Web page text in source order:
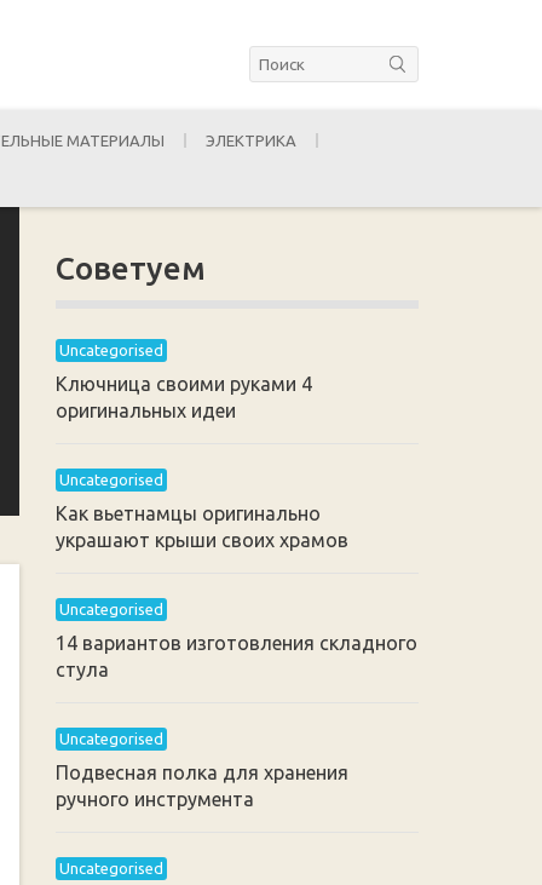
МАТЕРИАЛЫ ЭЛЕКТРИКА
Советуем
Uncategorised
Ключница своими руками 4
оригинальных идеи
Uncategorised
Как вьетнамцы оригинально
украшают крыши своих храмов
Uncategorised
14 вариантов изготовления складного
стула
Uncategorised
Подвесная полка для хранения
ручного инструмента
Uncategorised